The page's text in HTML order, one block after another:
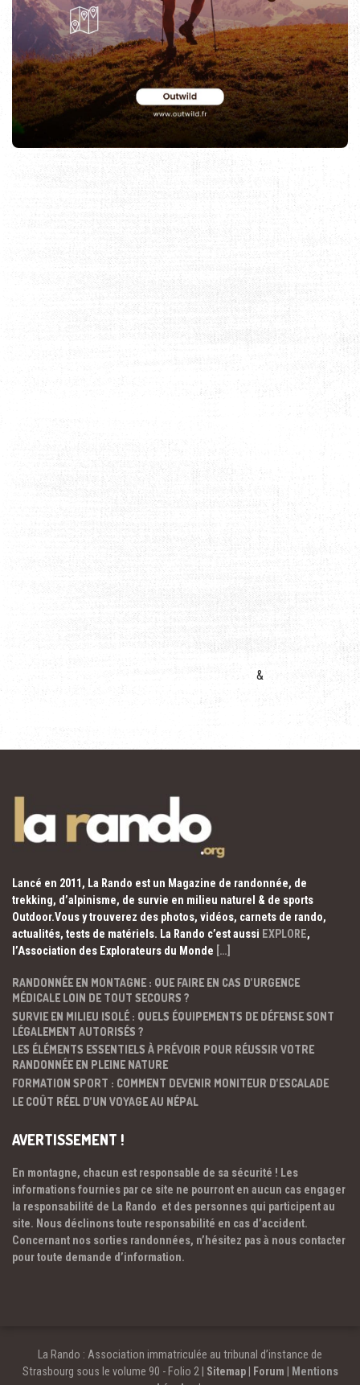
&
Lancé en 2011, La Rando est un Magazine de randonnée, de
trekking, d’alpinisme, de survie en milieu naturel & de sports
Outdoor.Vous y trouverez des photos, vidéos, carnets de rando,
actualités, tests de matériels. La Rando c’est aussi EXPLORE,
l’Association des Explorateurs du Monde […]
RANDONNÉE EN MONTAGNE : QUE FAIRE EN CAS D’URGENCE
MÉDICALE LOIN DE TOUT SECOURS ?
SURVIE EN MILIEU ISOLÉ : QUELS ÉQUIPEMENTS DE DÉFENSE SONT
LÉGALEMENT AUTORISÉS ?
LES ÉLÉMENTS ESSENTIELS À PRÉVOIR POUR RÉUSSIR VOTRE
RANDONNÉE EN PLEINE NATURE
FORMATION SPORT : COMMENT DEVENIR MONITEUR D’ESCALADE
LE COÛT RÉEL D’UN VOYAGE AU NÉPAL
AVERTISSEMENT !
En montagne, chacun est responsable de sa sécurité ! Les
informations fournies par ce site ne pourront en aucun cas engager
la responsabilité de La Rando et des personnes qui participent au
site. Nous déclinons toute responsabilité en cas d’accident.
Concernant nos sorties randonnées, n’hésitez pas à nous contacter
pour toute demande d’information.
La Rando : Association immatriculée au tribunal d’instance de
Strasbourg sous le volume 90 - Folio 2 | Sitemap| Forum
Mentions